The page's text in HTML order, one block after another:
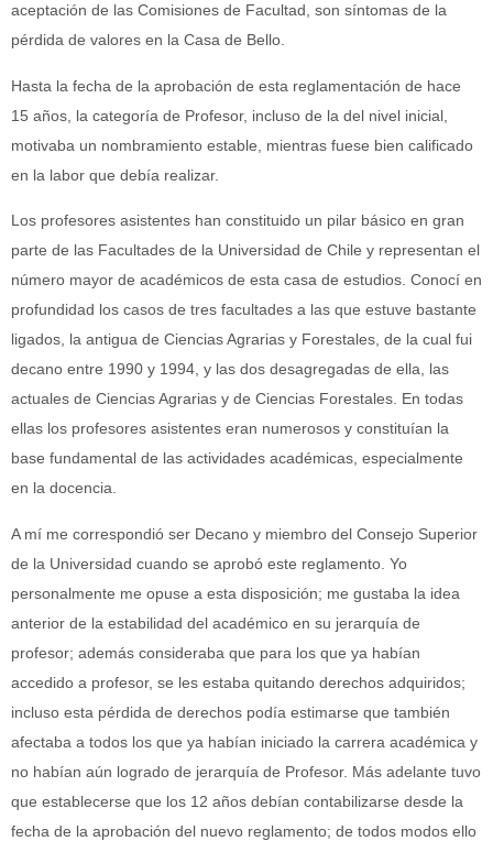
aceptación de las Comisiones de Facultad, son síntomas de la
pérdida de valores en la Casa de Bello.
Hasta la fecha de la aprobación de esta reglamentación de hace
15 años, la categoría de Profesor, incluso de la del nivel inicial,
motivaba un nombramiento estable, mientras fuese bien calificado
en la labor que debía realizar.
Los profesores asistentes han constituido un pilar básico en gran
parte de las Facultades de la Universidad de Chile y representan el
número mayor de académicos de esta casa de estudios. Conocí en
profundidad los casos de tres facultades a las que estuve bastante
ligados, la antigua de Ciencias Agrarias y Forestales, de la cual fui
decano entre 1990 y 1994, y las dos desagregadas de ella, las
actuales de Ciencias Agrarias y de Ciencias Forestales. En todas
ellas los profesores asistentes eran numerosos y constituían la
base fundamental de las actividades académicas, especialmente
en la docencia.
A mí me correspondió ser Decano y miembro del Consejo Superior
de la Universidad cuando se aprobó este reglamento. Yo
personalmente me opuse a esta disposición; me gustaba la idea
anterior de la estabilidad del académico en su jerarquía de
profesor; además consideraba que para los que ya habían
accedido a profesor, se les estaba quitando derechos adquiridos;
incluso esta pérdida de derechos podía estimarse que también
afectaba a todos los que ya habían iniciado la carrera académica y
no habían aún logrado de jerarquía de Profesor. Más adelante tuvo
que establecerse que los 12 años debían contabilizarse desde la
fecha de la aprobación del nuevo reglamento; de todos modos ello